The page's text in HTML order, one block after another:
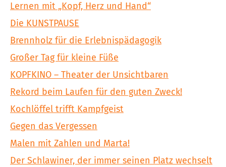
Lernen mit „Kopf, Herz und Hand“
Die KUNSTPAUSE
Brennholz für die Erlebnispädagogik
Großer Tag für kleine Füße
KOPFKINO – Theater der Unsichtbaren
Rekord beim Laufen für den guten Zweck!
Kochlöffel trifft Kampfgeist
Gegen das Vergessen
Malen mit Zahlen und Marta!
Der Schlawiner, der immer seinen Platz wechselt